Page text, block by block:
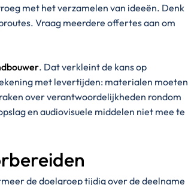
met het verzamelen van ideeën. Denk
Vraag meerdere offertes aan om
. Dat verkleint de kans op
met levertijden: materialen moeten
over verantwoordelijkheden rondom
en audiovisuele middelen niet mee te
de doelgroep tijdig over de deelname